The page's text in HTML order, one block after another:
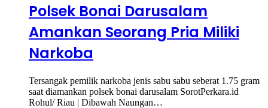
Polsek Bonai Darusalam
Amankan Seorang Pria Miliki
Narkoba
Tersangak pemilik narkoba jenis sabu sabu seberat 1.75 gram
saat diamankan polsek bonai darusalam SorotPerkara.id
Rohul/ Riau | Dibawah Naungan…